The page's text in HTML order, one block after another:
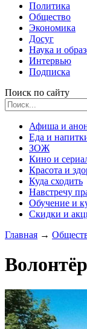
Политика
Общество
Экономика
Досуг
Наука и
Интервью
Подписка
Поиск по сайту
Афиша и
Еда и
ЗОЖ
Кино и
Красота и
Куда сходить
Навстречу
Обучение и
Скидки и
Главная →